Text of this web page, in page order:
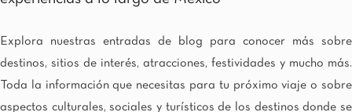
Camino Real Guadalajara
Camino Real Veracruz
Mérida
Camino Real Mérida
Explora nuestras entradas de blog para conocer más sobre
destinos, sitios de interés, atracciones, festividades y mucho más.
Toda la información que necesitas para tu próximo viaje o sobre
aspectos culturales, sociales y turísticos de los destinos donde se